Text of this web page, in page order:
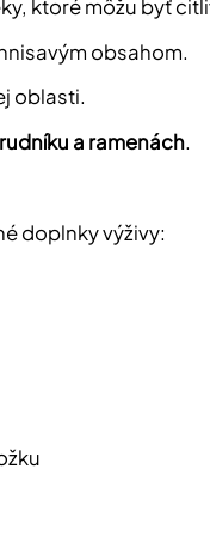
ktoré môžu byť
obsahom.
oblasti.
a ramenách.
doplnky výživy: